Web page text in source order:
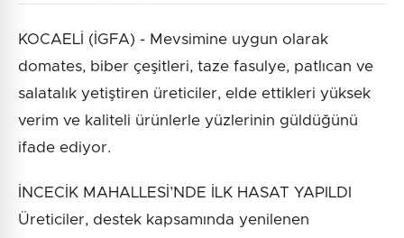
KOCAELİ (İGFA) - Mevsimine uygun olarak
domates, biber çeşitleri, taze fasulye, patlıcan ve
salatalık yetiştiren üreticiler, elde ettikleri yüksek
verim ve kaliteli ürünlerle yüzlerinin güldüğünü
ifade ediyor.
İNCECİK MAHALLESİ’NDE İLK HASAT YAPILDI
Üreticiler, destek kapsamında yenilenen